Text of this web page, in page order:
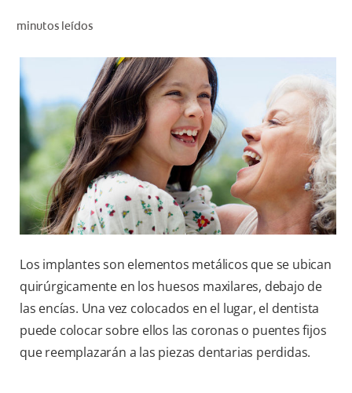
PROMOCIONES
CR (ES)
SUSCRÍBASE
minutos leídos
Los implantes son elementos metálicos que se ubican
quirúrgicamente en los huesos maxilares, debajo de
las encías. Una vez colocados en el lugar, el dentista
puede colocar sobre ellos las coronas o puentes fijos
que reemplazarán a las piezas dentarias perdidas.